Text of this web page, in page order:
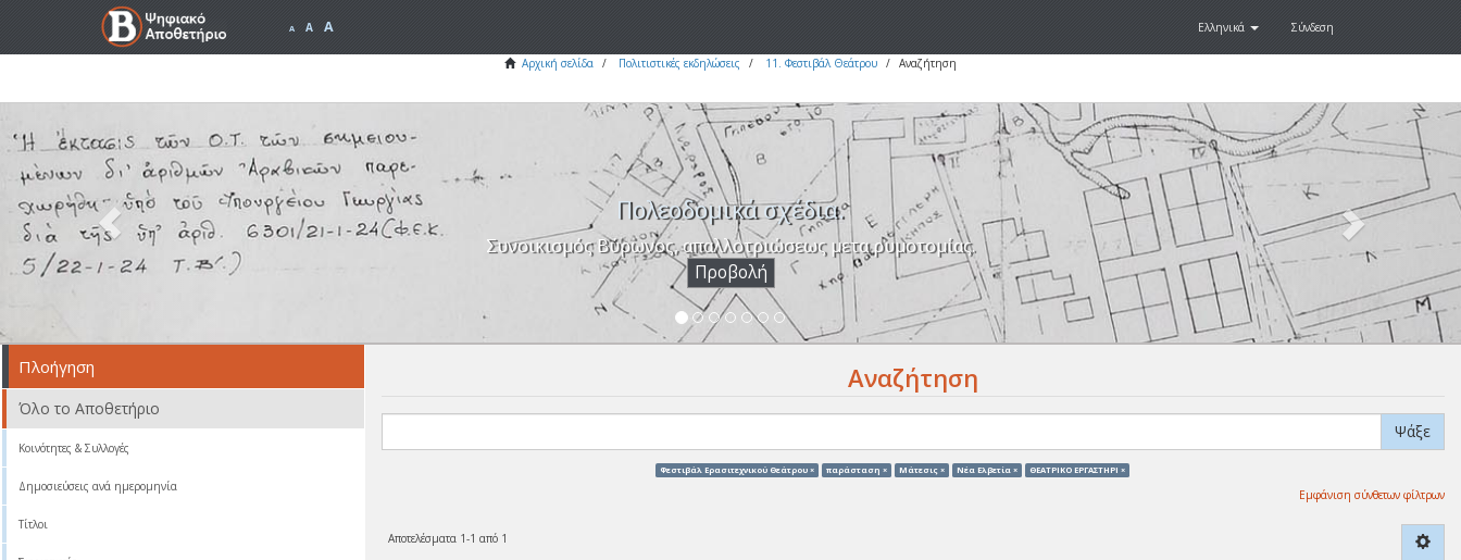
A A A Ελληνικά Σύνδεση
Αρχική σελίδα Πολιτιστικές εκδηλώσεις 11. Φεστιβάλ Θεάτρου Αναζήτηση
Πολεοδομικά σχέδια.
Συνοικισμός Βύρωνος, απαλλοτριώσεως μετα ρυμοτομίας.
Προβολή
Next
Αναζήτηση
Ψάξε
Φεστιβάλ Ερασιτεχνικού Θεάτρου × παράσταση × Μάτεσις × Νέα Ελβετία × ΘΕΑΤΡΙΚΟ ΕΡΓΑΣΤΗΡΙ ×
Εμφάνιση σύνθετων φίλτρων
Αποτελέσματα 1-1 από 1
Πλοήγηση
Όλο το Αποθετήριο
Κοινότητες & Συλλογές
Δημοσιεύσεις ανά ημερομηνία
Τίτλοι